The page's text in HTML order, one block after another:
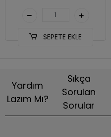
SEPETE EKLE
Yardım
Lazım Mı?
Sıkça
Sorulan
Sorular